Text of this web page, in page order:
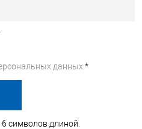
данных. *
символов длиной.